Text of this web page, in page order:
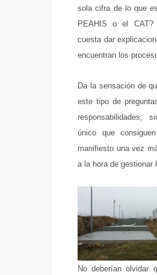
sola cifra de lo que
PEAHIS o el
cuesta dar
encuentran los
Da la sensación de
este tipo de
responsabilidades;
único que
manifiesto una vez
a la hora de gestionar
No deberían olvidar